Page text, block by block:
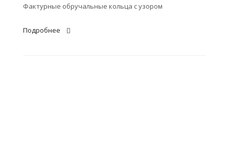
Фактурные обручальные кольца с узором
Подробнее